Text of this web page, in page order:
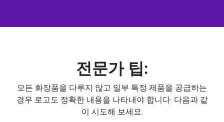
전문가 팁:
모든 화장품을 다루지 않고 일부 특정 제품을 공급하는
경우 로고도 정확한 내용을 나타내야 합니다. 다음과 같
이 시도해 보세요.